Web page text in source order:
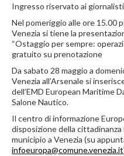
Ingresso riservato ai
Nel pomeriggio alle ore 15.00
Venezia si tiene la
“Ostaggio per sempre:
gratuito su prenotazione
Da sabato 28 maggio a
Venezia all’Arsenale si
dell’EMD European Maritime
Salone Nautico.
Il centro di informazione
disposizione della
municipio a Venezia (su
infoeuropa@comune.venezia.it